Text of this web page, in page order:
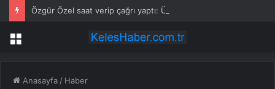
Menü
Anasayfa / Haber